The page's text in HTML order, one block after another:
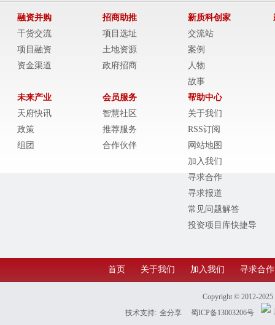
融资并购
干货交流
项目融资
资金渠道
招商助推
项目选址
土地资源
政府招商
新质科创家
交流站
案例
人物
故事
未来产业
天府快讯
政策
组团
会员服务
智慧社区
推荐服务
合作伙伴
帮助中心
关于我们
RSS订阅
网站地图
加入我们
寻求合作
寻求报道
常见问题解答
投资项目库快捷导
首页 关于我们 加入我们 寻求合作
Copyright © 2012-2025
技术支持: 全分享 蜀ICP备13003206号